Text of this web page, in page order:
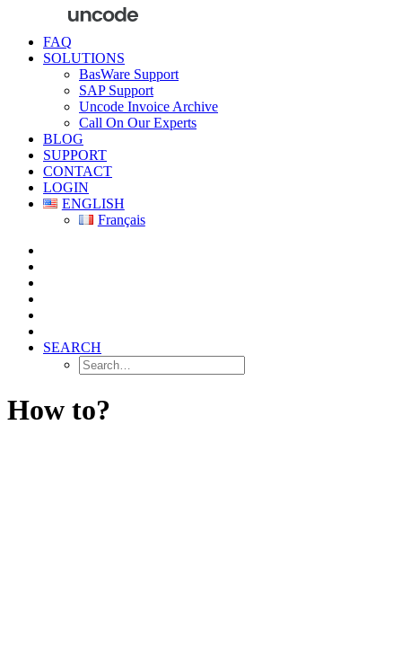
FAQ
SOLUTIONS
BasWare Support
SAP Support
Uncode Invoice Archive
Call On Our Experts
BLOG
SUPPORT
CONTACT
LOGIN
ENGLISH
Français
SEARCH
How to?